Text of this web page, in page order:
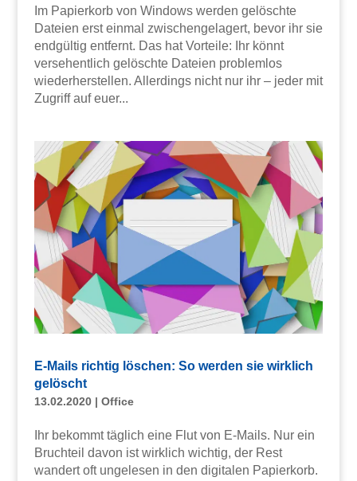
Im Papierkorb von Windows werden gelöschte
Dateien erst einmal zwischengelagert, bevor ihr sie
endgültig entfernt. Das hat Vorteile: Ihr könnt
versehentlich gelöschte Dateien problemlos
wiederherstellen. Allerdings nicht nur ihr – jeder mit
Zugriff auf euer...
E-Mails richtig löschen: So werden sie wirklich
gelöscht
13.02.2020| Office
Ihr bekommt täglich eine Flut von E-Mails. Nur ein
Bruchteil davon ist wirklich wichtig, der Rest
wandert oft ungelesen in den digitalen Papierkorb.